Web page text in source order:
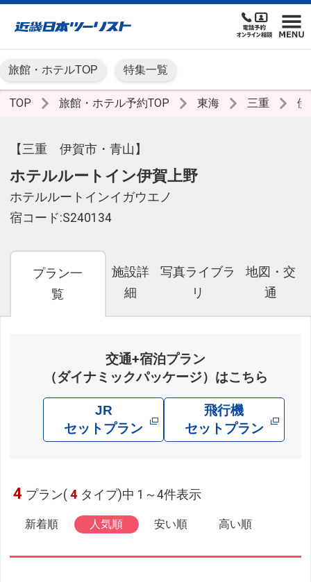
旅館・ホテルTOP 特集一覧
TOP 旅館・ホテル予約TOP 東海 三重 伊
【三重 伊賀市・青山】
ホテルルートイン伊賀上野
ホテルルートインイガウエノ
宿コード:S240134
プラン一
覧
施設詳
細
写真ライブラ
リ
地図・交
通
交通+宿泊プラン
（ダイナミックパッケージ）はこちら
JR
セットプラン
飛行機
セットプラン
4 プラン( 4 タイプ)中 1～4件表示
新着順 人気順 安い順 高い順